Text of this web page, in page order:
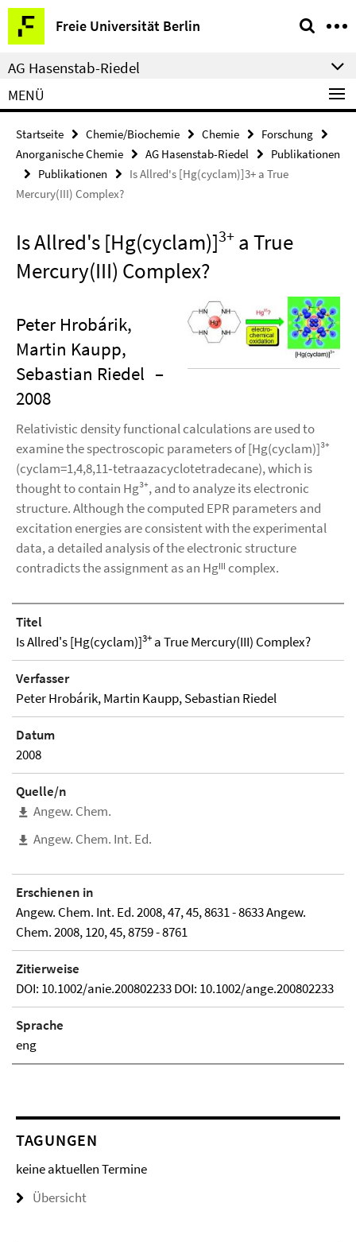
Springe
direkt
zu
Inhalt
Freie Universität Berlin
Service-
Navigation
AG Hasenstab-Riedel
MENÜ
Startseite Chemie/Biochemie Chemie
Forschung
Anorganische Chemie
AG Hasenstab-Riedel
Publikationen
Publikationen
Is Allred's [Hg(cyclam)]3+ a True
Mercury(III) Complex?
Is Allred's [Hg(cyclam)]3+ a True
Mercury(III) Complex?
Peter Hrobárik,
Martin Kaupp,
Sebastian Riedel –
2008
Relativistic density functional calculations are used to
examine the spectroscopic parameters of [Hg(cyclam)]³⁺
(cyclam=1,4,8,11‐tetraazacyclotetradecane), which is
thought to contain Hg³⁺, and to analyze its electronic
structure. Although the computed EPR parameters and
excitation energies are consistent with the experimental
data, a detailed analysis of the electronic structure
contradicts the assignment as an Hgᴵᴵᴵ complex.
Titel
Is Allred's [Hg(cyclam)]3+ a True Mercury(III) Complex?
Verfasser
Peter Hrobárik, Martin Kaupp, Sebastian Riedel
Datum
2008
Quelle/n
Angew. Chem.
Angew. Chem. Int. Ed.
Erschienen in
Angew. Chem. Int. Ed. 2008, 47, 45, 8631 - 8633 Angew.
Chem. 2008, 120, 45, 8759 - 8761
Zitierweise
DOI: 10.1002/anie.200802233 DOI: 10.1002/ange.200802233
Sprache
eng
TAGUNGEN
keine aktuellen Termine
Übersicht